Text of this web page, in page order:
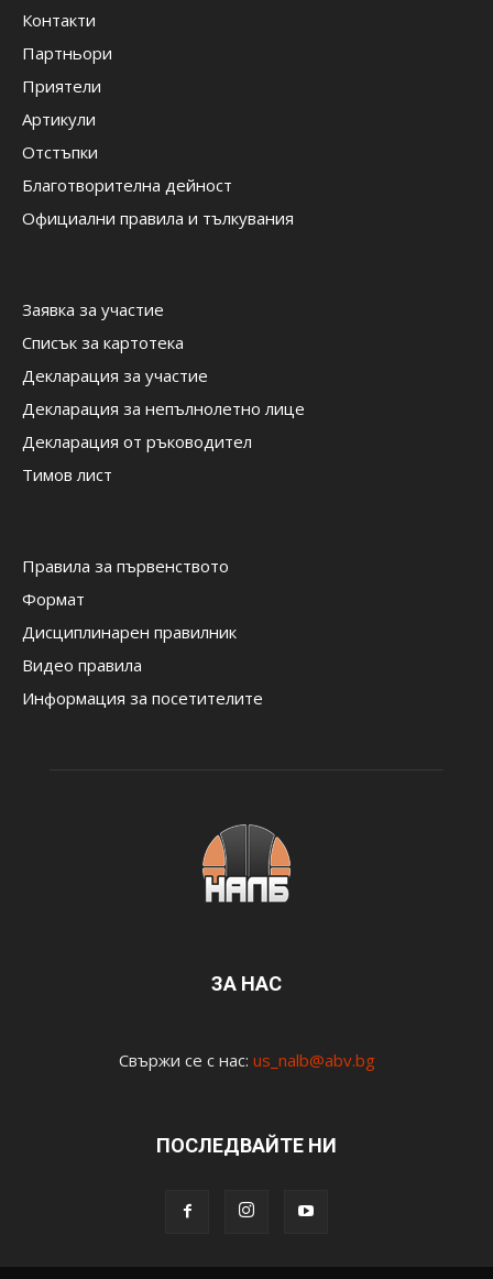
Контакти
Партньори
Приятели
Артикули
Отстъпки
Благотворителна дейност
Официални правила и тълкувания
Заявка за участие
Списък за картотека
Декларация за участие
Декларация за непълнолетно лице
Декларация от ръководител
Тимов лист
Правила за първенството
Формат
Дисциплинарен правилник
Видео правила
Информация за посетителите
ЗА НАС
Свържи се с нас: us_nalb@abv.bg
ПОСЛЕДВАЙТЕ НИ